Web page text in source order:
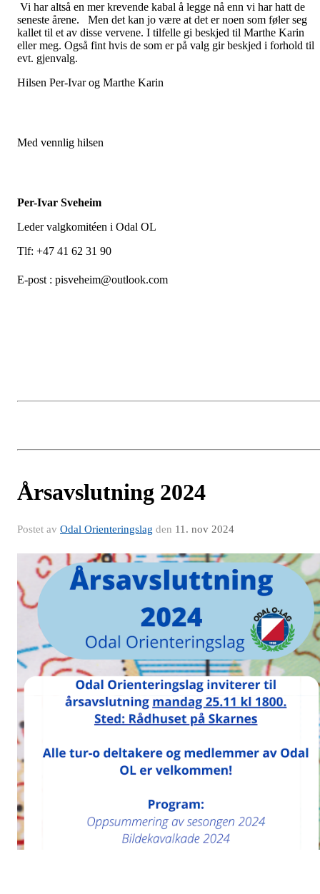
Vi har altså en mer krevende kabal å legge nå enn vi har hatt de
seneste årene. Men det kan jo være at det er noen som føler seg
kallet til et av disse vervene. I tilfelle gi beskjed til Marthe Karin
eller meg. Også fint hvis de som er på valg gir beskjed i forhold til
evt. gjenvalg.
Hilsen Per-Ivar og Marthe Karin
Med vennlig hilsen
Per-Ivar Sveheim
Leder valgkomitéen i Odal OL
Tlf: +47 41 62 31 90
E-post : pisveheim@outlook.com
Årsavslutning 2024
Postet av Odal Orienteringslag den 11. nov 2024